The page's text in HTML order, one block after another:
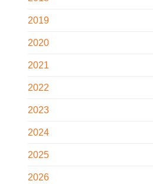
2019
2020
2021
2022
2023
2024
2025
2026